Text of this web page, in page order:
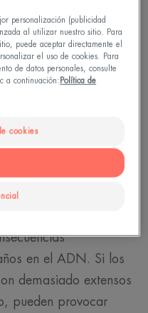
solar en el
en la piel.
como hemos
muchos riesgos:
sol, envejecimiento
en el ADN. Si los
demasiado extensos
pueden provocar
personalización (publicidad
al utilizar nuestro sitio. Para
puede aceptar directamente el
el uso de cookies. Para
de datos personales, consulte
a continuación: Política de
cookies